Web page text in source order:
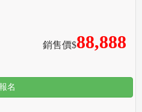
銷售價$88,888
名